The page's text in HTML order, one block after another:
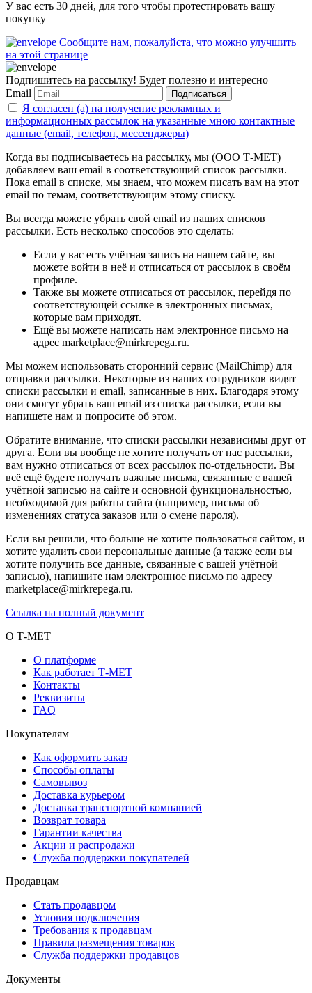
У вас есть 30 дней, для того чтобы протестировать вашу
покупку
Сообщите нам, пожалуйста, что можно улучшить
на этой странице
Подпишитесь на рассылку! Будет полезно и интересно
Email
Подписаться
Я согласен (а) на получение рекламных и
информационных рассылок на указанные мною контактные
данные (email, телефон, мессенджеры)
Когда вы подписываетесь на рассылку, мы (ООО Т-МЕТ)
добавляем ваш email в соответствующий список рассылки.
Пока email в списке, мы знаем, что можем писать вам на этот
email по темам, соответствующим этому списку.
Вы всегда можете убрать свой email из наших списков
рассылки. Есть несколько способов это сделать:
Если у вас есть учётная запись на нашем сайте, вы
можете войти в неё и отписаться от рассылок в своём
профиле.
Также вы можете отписаться от рассылок, перейдя по
соответствующей ссылке в электронных письмах,
которые вам приходят.
Ещё вы можете написать нам электронное письмо на
адрес marketplace@mirkrepega.ru.
Мы можем использовать сторонний сервис (MailChimp) для
отправки рассылки. Некоторые из наших сотрудников видят
списки рассылки и email, записанные в них. Благодаря этому
они смогут убрать ваш email из списка рассылки, если вы
напишете нам и попросите об этом.
Обратите внимание, что списки рассылки независимы друг от
друга. Если вы вообще не хотите получать от нас рассылки,
вам нужно отписаться от всех рассылок по-отдельности. Вы
всё ещё будете получать важные письма, связанные с вашей
учётной записью на сайте и основной функциональностью,
необходимой для работы сайта (например, письма об
изменениях статуса заказов или о смене пароля).
Если вы решили, что больше не хотите пользоваться сайтом, и
хотите удалить свои персональные данные (а также если вы
хотите получить все данные, связанные с вашей учётной
записью), напишите нам электронное письмо по адресу
marketplace@mirkrepega.ru.
Ссылка на полный документ
О Т-МЕТ
О платформе
Как работает Т-МЕТ
Контакты
Реквизиты
FAQ
Покупателям
Как оформить заказ
Способы оплаты
Самовывоз
Доставка курьером
Доставка транспортной компанией
Возврат товара
Гарантии качества
Акции и распродажи
Служба поддержки покупателей
Продавцам
Стать продавцом
Условия подключения
Требования к продавцам
Правила размещения товаров
Служба поддержки продавцов
Документы